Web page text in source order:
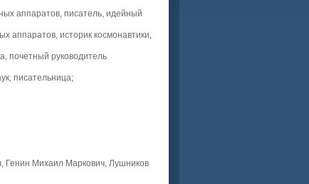
аппаратов, писатель, идейный
аппаратов, историк космонавтики,
почетный руководитель
писательница;
Генин Михаил Маркович, Лушников